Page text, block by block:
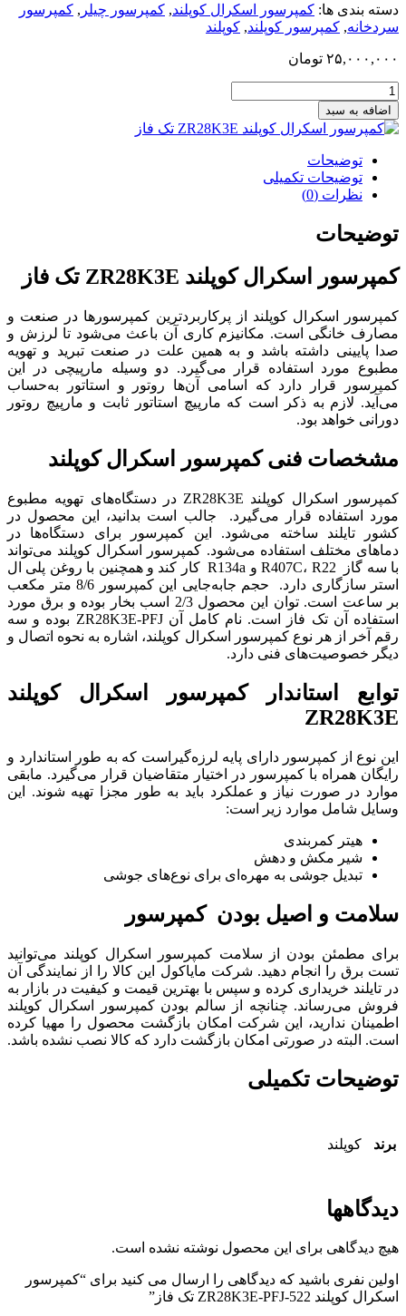
دسته بندی ها: کمپرسور اسکرال کوپلند, کمپرسور چیلر , ‌کمپرسور
سردخانه, کمپرسور کوپلند, کوپلند
۲۵,۰۰۰,۰۰۰ تومان
کمپرسور
اسکرال
کوپلند
ZR28K3E-
PFJ-
اضافه‌ به سبد
توضیحات
توضیحات تکمیلی
نظرات (0)
توضیحات
کمپرسور اسکرال کوپلند ZR28K3E تک فاز
کمپرسور اسکرال کوپلند از پرکاربردترین کمپرسورها در صنعت و
مصارف خانگی است. مکانیزم کاری آن باعث می‌شود تا لرزش و
صدا پایینی داشته باشد و به همین علت در صنعت تبرید و تهویه
مطبوع مورد استفاده قرار می‌گیرد. دو وسیله مارپیچی در این
کمپرسور قرار دارد که اسامی آن‌ها روتور و استاتور به‌حساب
می‌آید. لازم به ذکر است که مارپیچ استاتور ثابت و مارپیچ روتور
دورانی خواهد بود.
مشخصات فنی کمپرسور اسکرال کوپلند
کمپرسور اسکرال کوپلند ZR28K3E در دستگاه‌های تهویه مطبوع
مورد استفاده قرار می‌گیرد. جالب است بدانید، این محصول در
کشور تایلند ساخته می‌شود. این کمپرسور برای دستگاه‌ها در
دماهای مختلف استفاده می‌شود. کمپرسور اسکرال کوپلند می‌تواند
با سه گاز R407C، R22 و R134a کار کند و همچنین با روغن پلی ال
استر سازگاری دارد. حجم جابه‌جایی این کمپرسور 8/6 متر مکعب
بر ساعت است. توان این محصول 2/3 اسب بخار بوده و برق مورد
استفاده آن تک فاز است. نام کامل آن ZR28K3E-PFJ بوده و سه
رقم آخر از هر نوع کمپرسور اسکرال کوپلند، اشاره به نحوه اتصال و
دیگر خصوصیت‌های فنی دارد.
توابع استاندار کمپرسور اسکرال کوپلند
ZR28K3E
این نوع از کمپرسور دارای پایه لرزه‌گیراست که به طور استاندارد و
رایگان همراه با کمپرسور در اختیار متقاضیان قرار می‌گیرد. مابقی
موارد در صورت نیاز و عملکرد باید به طور مجزا تهیه شوند. این
وسایل شامل موارد زیر است:
هیتر کمربندی
شیر مکش و دهش
تبدیل جوشی به مهره‌ای برای نوع‌های جوشی
سلامت و اصیل بودن کمپرسور
برای مطمئن بودن از سلامت کمپرسور اسکرال کوپلند می‌توانید
تست برق را انجام دهید. شرکت مایاکول این کالا را از نمایندگی آن
در تایلند خریداری کرده و سپس با بهترین قیمت و کیفیت در بازار به
فروش می‌رساند. چنانچه از سالم بودن کمپرسور اسکرال کوپلند
اطمینان ندارید، این شرکت امکان بازگشت محصول را مهیا کرده
است. البته در صورتی امکان بازگشت دارد که کالا نصب نشده باشد.
توضیحات تکمیلی
برند کوپلند
دیدگاهها
هیچ دیدگاهی برای این محصول نوشته نشده است.
اولین نفری باشید که دیدگاهی را ارسال می کنید برای “کمپرسور
اسکرال کوپلند ZR28K3E-PFJ-522 تک فاز”